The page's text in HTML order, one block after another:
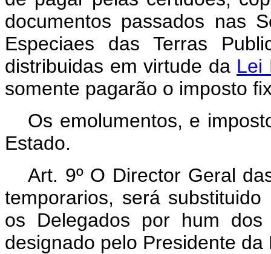
documentos passados nas
Especiaes das Terras
distribuidas em virtude da Lei
somente pagarão o imposto
Os emolumentos, e
Estado.
Art. 9º O Director Geral
temporarios, será
os Delegados por hum dos
designado pelo Presidente da